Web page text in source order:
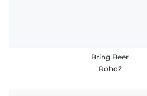
Bring Beer
Rohož